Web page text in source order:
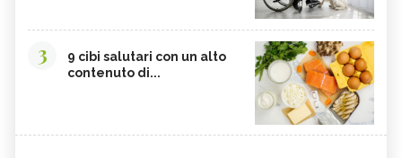
3
9 cibi salutari con un alto
contenuto di...